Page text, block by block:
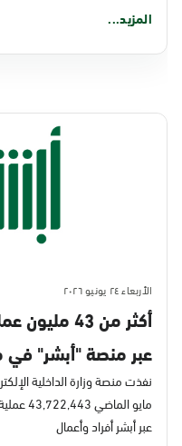
المزيد...
الأربعاء ٢٤ يونيو ٢٠٢٦
أكثر من 43
عبر منصة "أبشر" في مايو
نفذت منصة وزارة الداخلية
مايو
عبر أبشر أفراد وأعمال